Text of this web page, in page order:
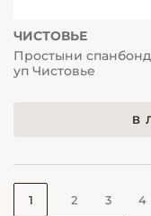
ЧИСТОВЬЕ
Простыни
уп Чистовье
В
1 2 3 4